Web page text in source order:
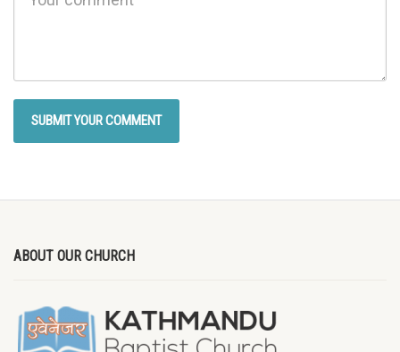
ABOUT OUR CHURCH